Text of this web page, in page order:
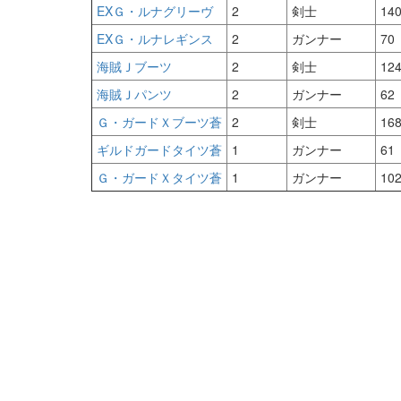
EXＧ・ルナグリーヴ
2 剣士 140
EXＧ・ルナレギンス
2 ガンナー 70
海賊Ｊブーツ
2 剣士 124
海賊Ｊパンツ
2 ガンナー 62
Ｇ・ガードＸブーツ蒼 2 剣士 168
ギルドガードタイツ蒼 1 ガンナー 61
Ｇ・ガードＸタイツ蒼 1 ガンナー 102